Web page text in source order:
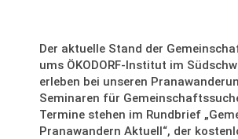
Der aktuelle Stand der
ums ÖKODORF-Institut im
erleben bei unseren
Seminaren für
Termine stehen im Rundbrief
Pranawandern Aktuell“, der